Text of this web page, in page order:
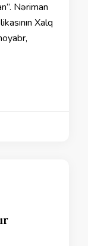
Nəriman
Xalq